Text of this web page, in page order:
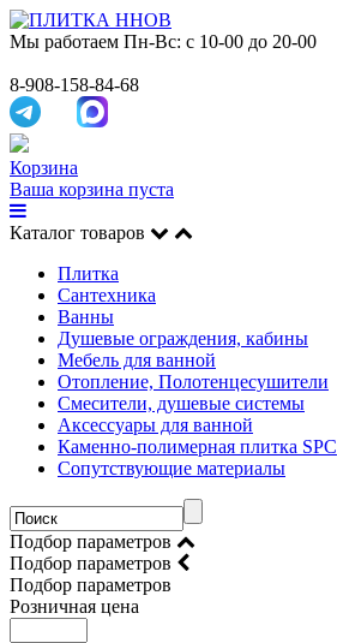
Мы работаем Пн-Вс: с 10-00 до 20-00
8-908-158-84-68
Корзина
Ваша корзина пуста
Каталог товаров
Плитка
Сантехника
Ванны
Душевые ограждения, кабины
Мебель для ванной
Отопление, Полотенцесушители
Смесители, душевые системы
Аксессуары для ванной
Каменно-полимерная плитка SPC
Сопутствующие материалы
Подбор параметров
Подбор параметров
Подбор параметров
Розничная цена